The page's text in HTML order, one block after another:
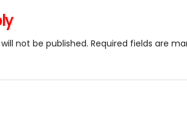
not be published. Required fields are